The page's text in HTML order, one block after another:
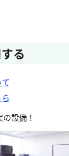
る
設備！